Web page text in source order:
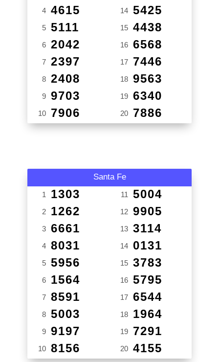
4 4615
5 5111
6 2042
7 2397
8 2408
9 9703
10 7906
14 5425
15 4438
16 6568
17 7446
18 9563
19 6340
20 7886
Santa Fe
1 1303
2 1262
3 6661
4 8031
5 5956
6 1564
7 8591
8 5003
9 9197
10 8156
11 5004
12 9905
13 3114
14 0131
15 3783
16 5795
17 6544
18 1964
19 7291
20 4155